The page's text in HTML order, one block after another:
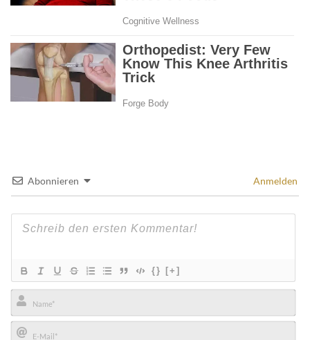
Abonnieren Anmelden
{} [+]
Name*